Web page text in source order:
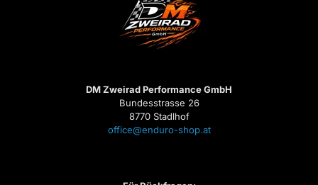
DM Zweirad Performance GmbH
Bundesstrasse 26
8770 Stadlhof
office@enduro-shop.at